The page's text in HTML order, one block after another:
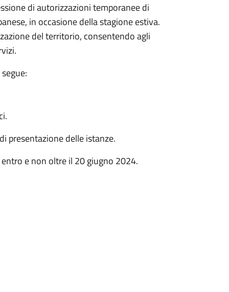
di autorizzazioni temporanee di
in occasione della stagione estiva.
del territorio, consentendo agli
presentazione delle istanze.
e non oltre il 20 giugno 2024.